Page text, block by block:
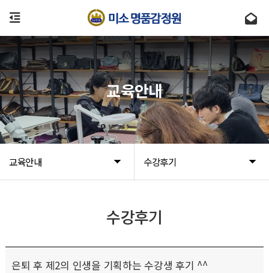
교육안내 수강후기
교육안내
수강후기
은퇴 후 제2의 인생을 기획하는 수강생 후기 ^^